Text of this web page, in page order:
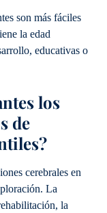
son más fáciles
la edad
educativas o
los
de
cerebrales en
La
la